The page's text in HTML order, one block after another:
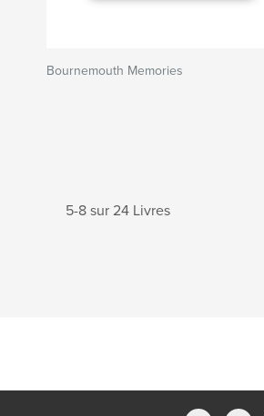
Bournemouth Memories
5-8 sur 24 Livres